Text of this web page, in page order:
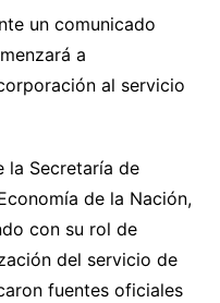
un comunicado
a
al servicio
la Secretaría de
de la Nación,
con su rol de
del servicio de
fuentes oficiales